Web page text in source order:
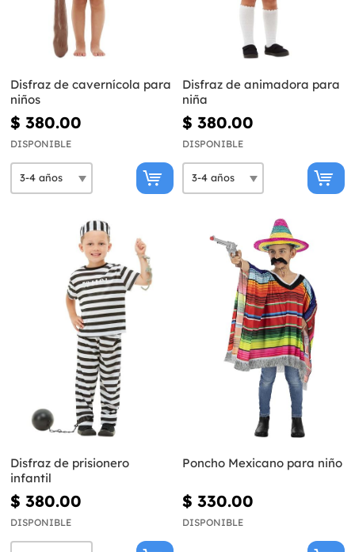
Disfraz de cavernícola para
niños
$ 380.00
DISPONIBLE
Disfraz de animadora para
niña
$ 380.00
DISPONIBLE
Disfraz de prisionero
infantil
$ 380.00
DISPONIBLE
Poncho Mexicano para niño
$ 330.00
DISPONIBLE